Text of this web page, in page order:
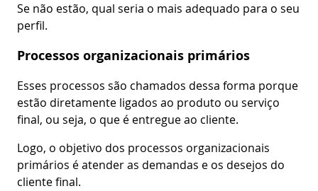
Se não estão, qual seria o mais adequado para o seu
perfil.
Processos organizacionais primários
Esses processos são chamados dessa forma porque
estão diretamente ligados ao produto ou serviço
final, ou seja, o que é entregue ao cliente.
Logo, o objetivo dos processos organizacionais
primários é atender as demandas e os desejos do
cliente final.